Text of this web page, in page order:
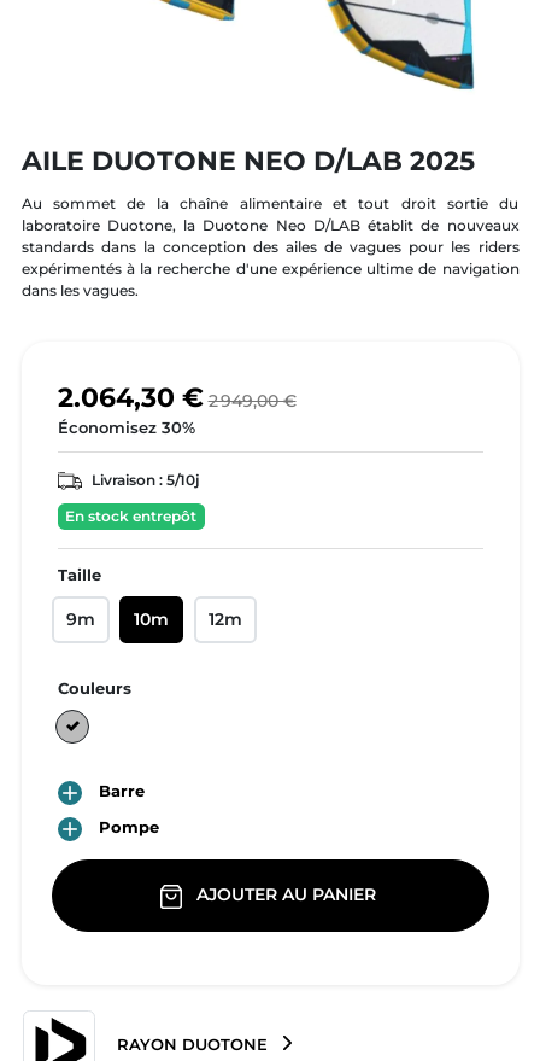
AILE DUOTONE NEO D/LAB 2025
Au sommet de la chaîne alimentaire et tout droit sortie du
laboratoire Duotone, la Duotone Neo D/LAB établit de nouveaux
standards dans la conception des ailes de vagues pour les riders
expérimentés à la recherche d'une expérience ultime de navigation
dans les vagues.
2.064,30 € 2 949,00 €
Économisez 30%
Livraison : 5/10j
En stock entrepôt
Taille
9m 10m 12m
Couleurs
C03:Grey
 Barre
 Pompe
AJOUTER AU PANIER
RAYON DUOTONE